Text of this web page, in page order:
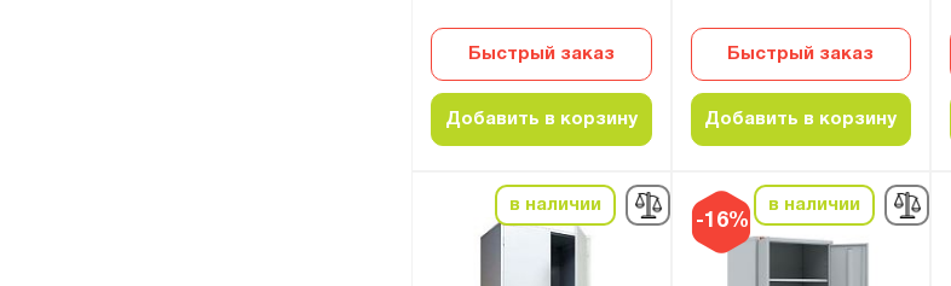
Быстрый заказ
Добавить в корзину
Быстрый заказ
Добавить в корзину
в наличии
-16%
в наличии